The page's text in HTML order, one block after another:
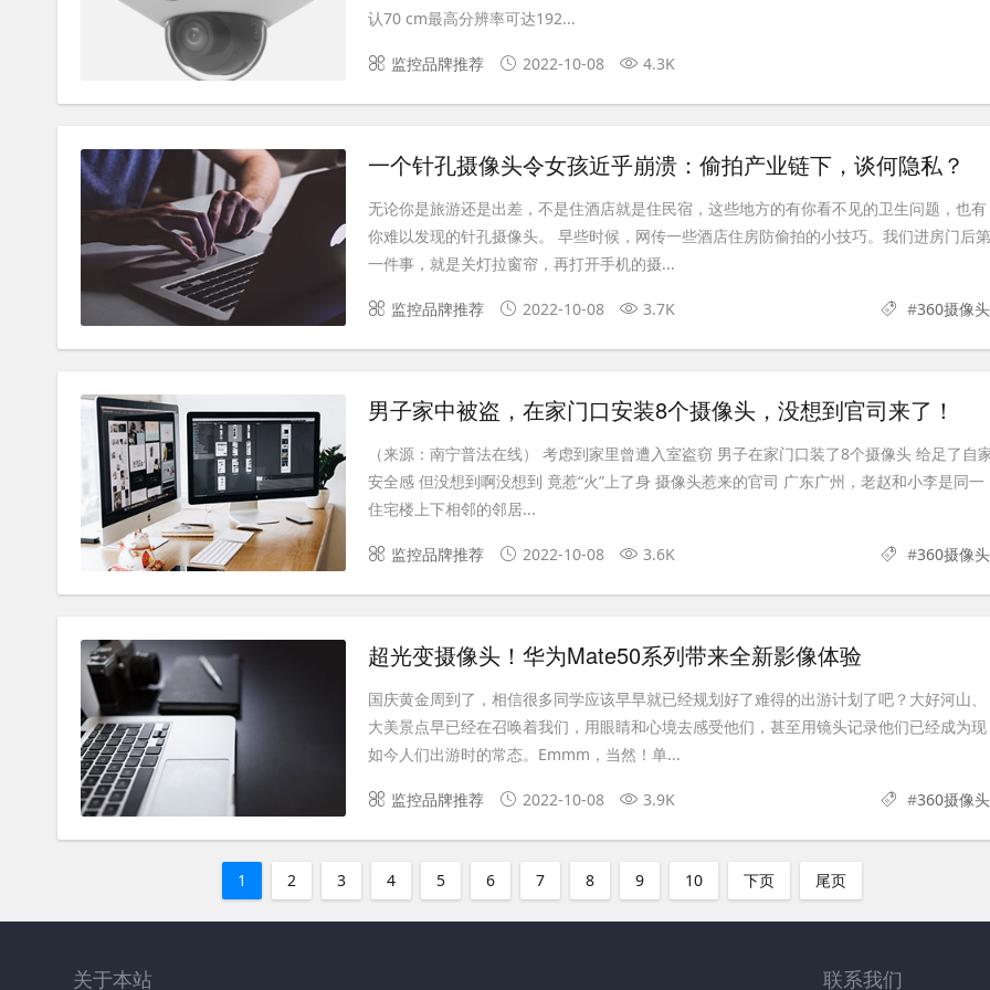
认70 cm最高分辨率可达192...
监控品牌推荐 2022-10-08 4.3K
一个针孔摄像头令女孩近乎崩溃：偷拍产业链下，谈何隐私？
无论你是旅游还是出差，不是住酒店就是住民宿，这些地方的有你看不见的卫生问题，也有
你难以发现的针孔摄像头。 早些时候，网传一些酒店住房防偷拍的小技巧。我们进房门后第
一件事，就是关灯拉窗帘，再打开手机的摄...
监控品牌推荐 2022-10-08 3.7K #360摄像头
男子家中被盗，在家门口安装8个摄像头，没想到官司来了！
（来源：南宁普法在线） 考虑到家里曾遭入室盗窃 男子在家门口装了8个摄像头 给足了自
安全感 但没想到啊没想到 竟惹“火”上了身 摄像头惹来的官司 广东广州，老赵和小李是同一
住宅楼上下相邻的邻居...
监控品牌推荐 2022-10-08 3.6K #360摄像头
超光变摄像头！华为Mate50系列带来全新影像体验
国庆黄金周到了，相信很多同学应该早早就已经规划好了难得的出游计划了吧？大好河山、
大美景点早已经在召唤着我们，用眼睛和心境去感受他们，甚至用镜头记录他们已经成为现
如今人们出游时的常态。Emmm，当然！单...
监控品牌推荐 2022-10-08 3.9K #360摄像头
1 2 3 4 5 6 7 8 9 10 下页 尾页
关于本站 联系我们